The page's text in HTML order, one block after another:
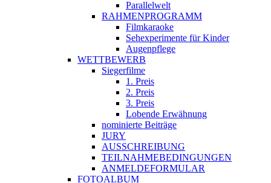
Parallelwelt
RAHMENPROGRAMM
Filmkaraoke
Sehexperimente für Kinder
Augenpflege
WETTBEWERB
Siegerfilme
1. Preis
2. Preis
3. Preis
Lobende Erwähnung
nominierte Beiträge
JURY
AUSSCHREIBUNG
TEILNAHMEBEDINGUNGEN
ANMELDEFORMULAR
FOTOALBUM